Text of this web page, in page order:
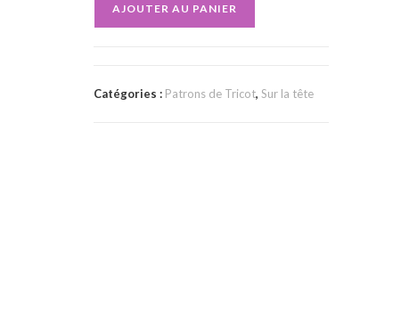
Premier
AJOUTER AU PANIER
Catégories : Patrons de Tricot, Sur la tête